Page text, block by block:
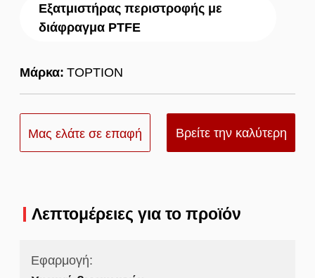
Εξατμιστήρας περιστροφής με
διάφραγμα PTFE
Μάρκα: TOPTION
Μας ελάτε σε επαφή Βρείτε την καλύτερη
Λεπτομέρειες για το προϊόν
Εφαρμογή: